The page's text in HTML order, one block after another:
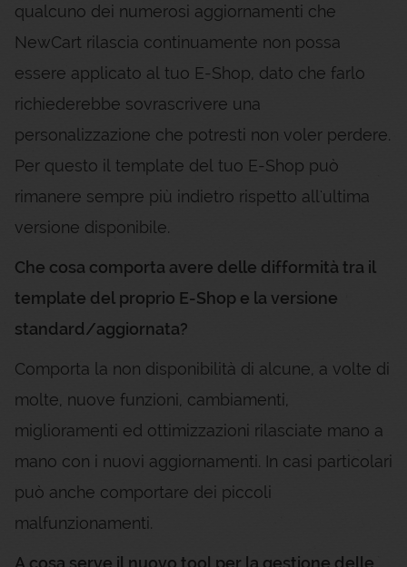
qualcuno dei numerosi aggiornamenti che
NewCart rilascia continuamente non possa
essere applicato al tuo E-Shop, dato che farlo
richiederebbe sovrascrivere una
personalizzazione che potresti non voler perdere.
Per questo il template del tuo E-Shop può
rimanere sempre più indietro rispetto all'ultima
versione disponibile.
Che cosa comporta avere delle difformità tra il
template del proprio E-Shop e la versione
standard/aggiornata?
Comporta la non disponibilità di alcune, a volte di
molte, nuove funzioni, cambiamenti,
miglioramenti ed ottimizzazioni rilasciate mano a
mano con i nuovi aggiornamenti. In casi particolari
può anche comportare dei piccoli
malfunzionamenti.
A cosa serve il nuovo tool per la gestione delle